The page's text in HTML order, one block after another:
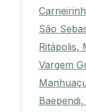
São
Ritápolis,
Vargem
Baependi,